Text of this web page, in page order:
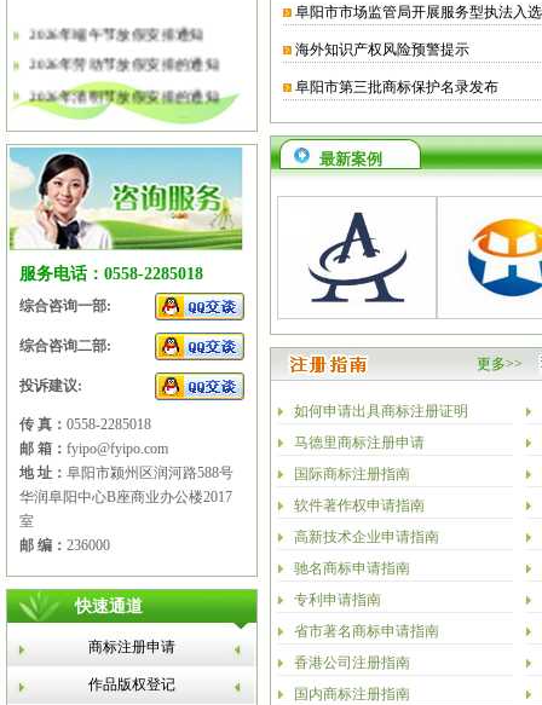
2026年端午节放假安排通知
2026年劳动节放假安排的通知
2026年清明节放假安排的通知
2026年春节放假安排的通知
2026年元旦放假安排的通知
2025年国庆节、中秋节放假安排
2025年端午节放假安排的通知
2025年劳动节放假安排的通知
2025年清明节放假安排的通知
2025年春节放假安排的通知
服务电话：0558-2285018
综合咨询一部:
综合咨询二部:
投诉建议:
传 真： 0558-2285018
邮 箱： fyipo@fyipo.com
地 址： 阜阳市颍州区润河路588号
华润阜阳中心B座商业办公楼2017
室
邮 编： 236000
快速通道
商标注册申请
作品版权登记
阜阳市市场监管局开展服务型执法入
海外知识产权风险预警提示
阜阳市第三批商标保护名录发布
最新案例
更多>>
如何申请出具商标注册证明
马德里商标注册申请
国际商标注册指南
软件著作权申请指南
高新技术企业申请指南
驰名商标申请指南
专利申请指南
省市著名商标申请指南
香港公司注册指南
国内商标注册指南